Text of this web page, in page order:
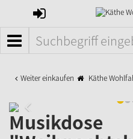
ANMELDEN
MENÜ
Weiter einkaufen Käthe
Musikdose